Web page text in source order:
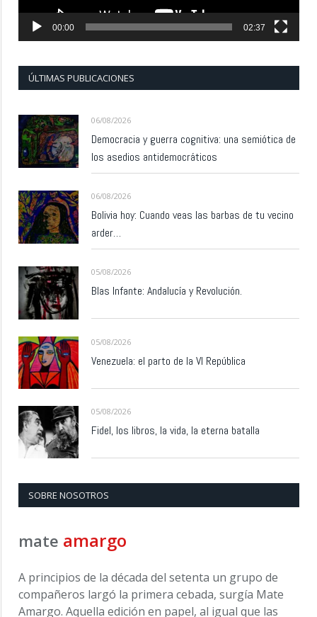
00:00 02:37
ÚLTIMAS PUBLICACIONES
06/08/2026
Democracia y guerra cognitiva: una semiótica de
los asedios antidemocráticos
06/08/2026
Bolivia hoy: Cuando veas las barbas de tu vecino
arder…
05/08/2026
Blas Infante: Andalucía y Revolución.
05/08/2026
Venezuela: el parto de la VI República
05/08/2026
Fidel, los libros, la vida, la eterna batalla
SOBRE NOSOTROS
mate amargo
A principios de la década del setenta un grupo de
compañeros largó la primera cebada, surgía Mate
Amargo. Aquella edición en papel, al igual que las